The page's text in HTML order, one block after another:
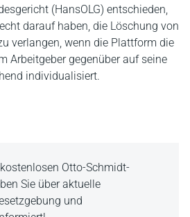
(HansOLG) entschieden,
darauf haben, die Löschung von
verlangen, wenn die Plattform die
Arbeitgeber gegenüber auf seine
individualisiert.
Otto-Schmidt-
Sie über aktuelle
und